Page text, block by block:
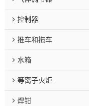
控制器
推车和拖车
水箱
等离子火炬
焊钳